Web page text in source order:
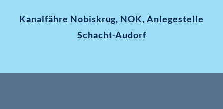
Kanalfähre Nobiskrug, NOK, Anlegestelle
Schacht-Audorf